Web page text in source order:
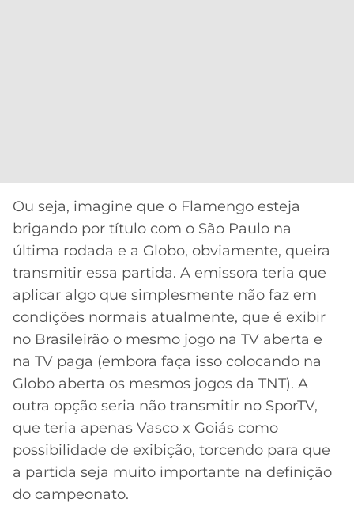
Ou seja, imagine que o Flamengo esteja
brigando por título com o São Paulo na
última rodada e a Globo, obviamente, queira
transmitir essa partida. A emissora teria que
aplicar algo que simplesmente não faz em
condições normais atualmente, que é exibir
no Brasileirão o mesmo jogo na TV aberta e
na TV paga (embora faça isso colocando na
Globo aberta os mesmos jogos da TNT). A
outra opção seria não transmitir no SporTV,
que teria apenas Vasco x Goiás como
possibilidade de exibição, torcendo para que
a partida seja muito importante na definição
do campeonato.